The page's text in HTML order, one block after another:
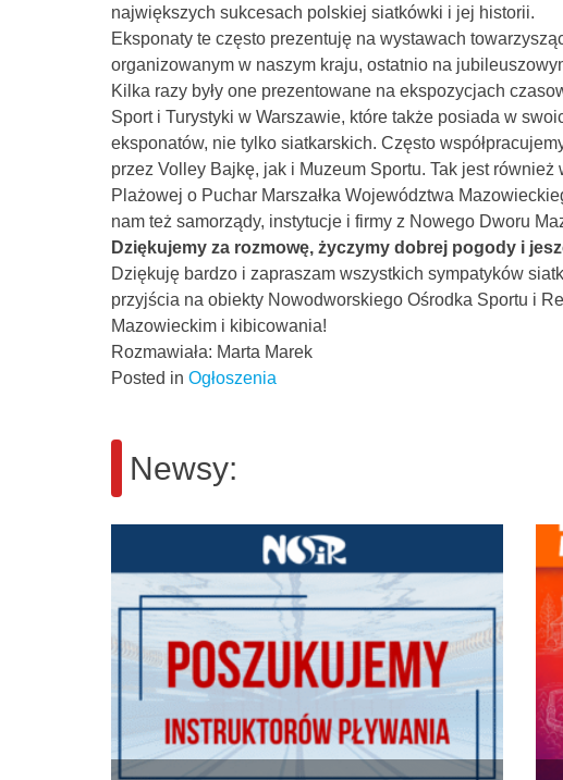
największych sukcesach polskiej siatkówki i jej historii.
Eksponaty te często prezentuję na wystawach
organizowanym w naszym kraju, ostatnio na
Kilka razy były one prezentowane na ekspozycjach
Sport i Turystyki w Warszawie, które także posiada w
eksponatów, nie tylko siatkarskich. Często
przez Volley Bajkę, jak i Muzeum Sportu. Tak jest
Plażowej o Puchar Marszałka Województwa
nam też samorządy, instytucje i firmy z Nowego Dworu
Dziękujemy za rozmowę, życzymy dobrej pogody i
Dziękuję bardzo i zapraszam wszystkich sympatyków
przyjścia na obiekty Nowodworskiego Ośrodka Sportu i
Mazowieckim i kibicowania!
Rozmawiała: Marta Marek
Posted in Ogłoszenia
Newsy: